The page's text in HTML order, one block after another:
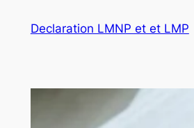
Declaration LMNP et et LMP